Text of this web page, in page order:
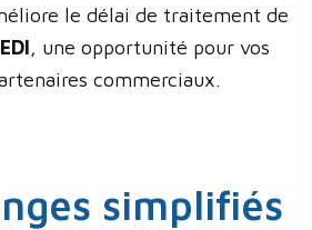
le délai de traitement de
, une opportunité pour vos
commerciaux.
simplifiés